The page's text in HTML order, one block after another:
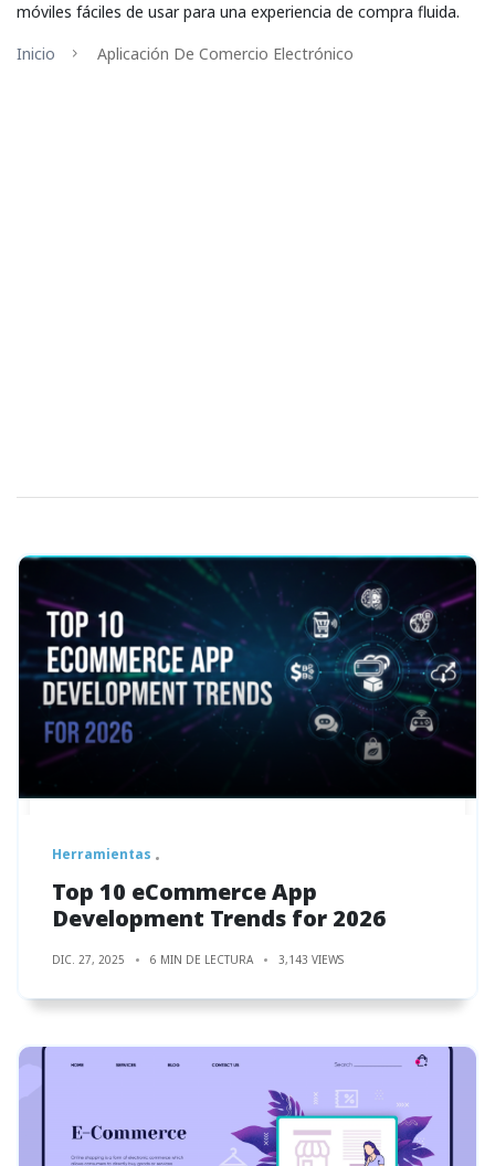
móviles fáciles de usar para una experiencia de compra fluida.
Inicio
Aplicación De Comercio Electrónico
Herramientas
Top 10 eCommerce App
Development Trends for 2026
DIC. 27, 2025 6 MIN DE LECTURA 3,143 VIEWS